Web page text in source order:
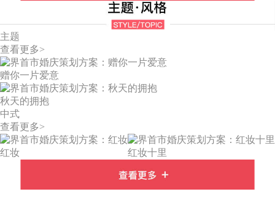
主题
查看更多>
赠你一片爱意
秋天的拥抱
中式
查看更多>
红妆 红妆十里